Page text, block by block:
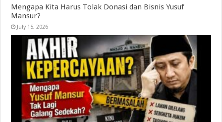
Mengapa Kita Harus Tolak Donasi dan Bisnis Yusuf
Mansur?
July 15, 2026